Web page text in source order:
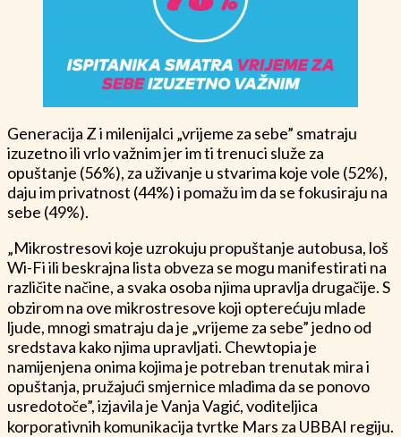
Generacija Z i milenijalci „vrijeme za sebe” smatraju
izuzetno ili vrlo važnim jer im ti trenuci služe za
opuštanje (56%), za uživanje u stvarima koje vole (52%),
daju im privatnost (44%) i pomažu im da se fokusiraju na
sebe (49%).
„Mikrostresovi koje uzrokuju propuštanje autobusa, loš
Wi-Fi ili beskrajna lista obveza se mogu manifestirati na
različite načine, a svaka osoba njima upravlja drugačije. S
obzirom na ove mikrostresove koji opterećuju mlade
ljude, mnogi smatraju da je „vrijeme za sebe” jedno od
sredstava kako njima upravljati. Chewtopia je
namijenjena onima kojima je potreban trenutak mira i
opuštanja, pružajući smjernice mladima da se ponovo
usredotoče”, izjavila je Vanja Vagić, voditeljica
korporativnih komunikacija tvrtke Mars za UBBAI regiju.